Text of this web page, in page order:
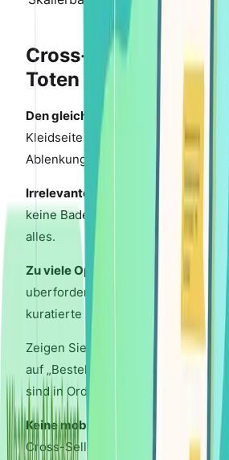
Cross-Sell-Fehler,
Toten
Den gleichen Produkttyp zeigen:
Kleidseite zu empfehlen ist kein
Ablenkung. Cross-Sells mussen
Irrelevante Empfehlungen:
Ein
keine Bademoden-Empfehlungen.
alles.
Zu viele Optionen:
Die Anzeige
uberfordert Kaufer. Beschranken
kuratierte Artikel.
Zeigen Sie niemals Cross-Sell-
auf „Bestellung aufgeben"
sind in Ordnung;
Keine mobile Optimierung:
70 %
Cross-Sell-Karten mussen